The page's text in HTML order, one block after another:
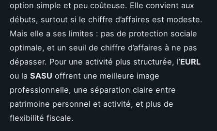
option simple et peu coûteuse. Elle convient aux
débuts, surtout si le chiffre d’affaires est modeste.
Mais elle a ses limites : pas de protection sociale
optimale, et un seuil de chiffre d’affaires à ne pas
dépasser. Pour une activité plus structurée, l’EURL
ou la SASU offrent une meilleure image
professionnelle, une séparation claire entre
patrimoine personnel et activité, et plus de
flexibilité fiscale.